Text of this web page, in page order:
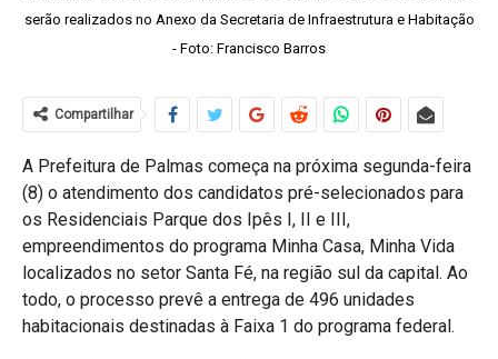
serão realizados no Anexo da Secretaria de Infraestrutura e Habitação
- Foto: Francisco Barros
Compartilhar
A Prefeitura de Palmas começa na próxima segunda-feira
(8) o atendimento dos candidatos pré-selecionados para
os Residenciais Parque dos Ipês I, II e III,
empreendimentos do programa Minha Casa, Minha Vida
localizados no setor Santa Fé, na região sul da capital. Ao
todo, o processo prevê a entrega de 496 unidades
habitacionais destinadas à Faixa 1 do programa federal.